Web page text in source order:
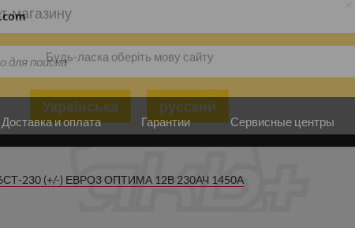
Доставка и оплата Гарантии Сервисные центры
230 (+/-) ЕВРО3 ОПТИМА 12В 230АЧ 1450А
×
магазину
Будь-ласка оберіть мову сайту
русский
Українська